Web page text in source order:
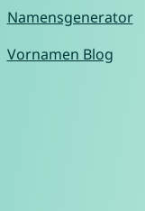
Namensgenerator
Vornamen Blog